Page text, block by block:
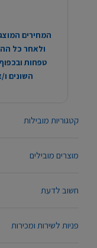
קטגוריות מובילות
מוצרים מובילים
חשוב לדעת
פניות לשירות ומכירות
המחירים
ולאחר כל
טפחות
השונים